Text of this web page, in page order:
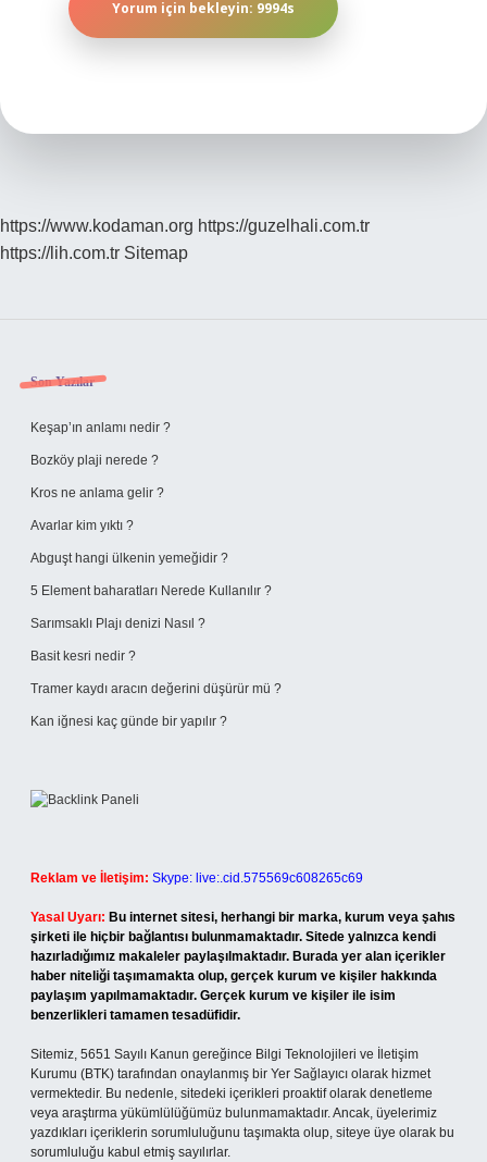
https://www.kodaman.org https://guzelhali.com.tr
https://lih.com.tr Sitemap
Sidebar
Son Yazılar
Keşap’ın anlamı nedir ?
Bozköy plaji nerede ?
Kros ne anlama gelir ?
Avarlar kim yıktı ?
Abguşt hangi ülkenin yemeğidir ?
5 Element baharatları Nerede Kullanılır ?
Sarımsaklı Plajı denizi Nasıl ?
Basit kesri nedir ?
Tramer kaydı aracın değerini düşürür mü ?
Kan iğnesi kaç günde bir yapılır ?
Reklam ve İletişim: Skype: live:.cid.575569c608265c69
Yasal Uyarı: Bu internet sitesi, herhangi bir marka, kurum veya şahıs
şirketi ile hiçbir bağlantısı bulunmamaktadır. Sitede yalnızca kendi
hazırladığımız makaleler paylaşılmaktadır. Burada yer alan içerikler
haber niteliği taşımamakta olup, gerçek kurum ve kişiler hakkında
paylaşım yapılmamaktadır. Gerçek kurum ve kişiler ile isim
benzerlikleri tamamen tesadüfidir.
Sitemiz, 5651 Sayılı Kanun gereğince Bilgi Teknolojileri ve İletişim
Kurumu (BTK) tarafından onaylanmış bir Yer Sağlayıcı olarak hizmet
vermektedir. Bu nedenle, sitedeki içerikleri proaktif olarak denetleme
veya araştırma yükümlülüğümüz bulunmamaktadır. Ancak, üyelerimiz
yazdıkları içeriklerin sorumluluğunu taşımakta olup, siteye üye olarak bu
sorumluluğu kabul etmiş sayılırlar.